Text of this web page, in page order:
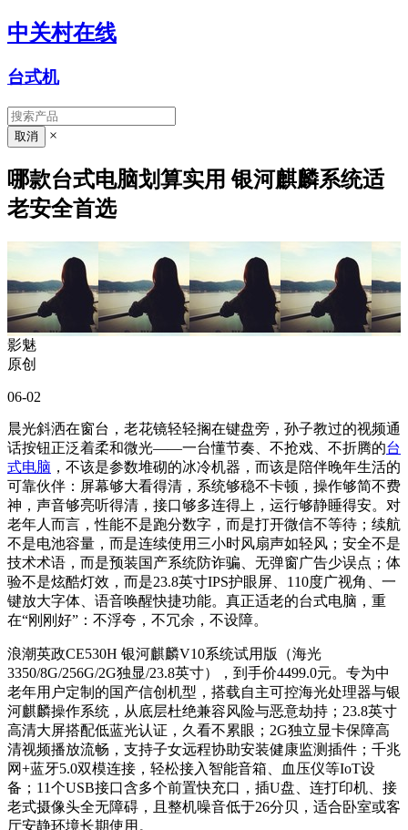
中关村在线
台式机
×
哪款台式电脑划算实用 银河麒麟系统适
老安全首选
影魅
原创
06-02
晨光斜洒在窗台，老花镜轻轻搁在键盘旁，孙子教过的视频通
话按钮正泛着柔和微光——一台懂节奏、不抢戏、不折腾的台
式电脑 ，不该是参数堆砌的冰冷机器，而该是陪伴晚年生活的
可靠伙伴：屏幕够大看得清，系统够稳不卡顿，操作够简不费
神，声音够亮听得清，接口够多连得上，运行够静睡得安。对
老年人而言，性能不是跑分数字，而是打开微信不等待；续航
不是电池容量，而是连续使用三小时风扇声如轻风；安全不是
技术术语，而是预装国产系统防诈骗、无弹窗广告少误点；体
验不是炫酷灯效，而是23.8英寸IPS护眼屏、110度广视角、一
键放大字体、语音唤醒快捷功能。真正适老的台式电脑，重
在“刚刚好”：不浮夸，不冗余，不设障。
浪潮英政CE530H 银河麒麟V10系统试用版（海光
3350/8G/256G/2G独显/23.8英寸），到手价4499.0元。专为中
老年用户定制的国产信创机型，搭载自主可控海光处理器与银
河麒麟操作系统，从底层杜绝兼容风险与恶意劫持；23.8英寸
高清大屏搭配低蓝光认证，久看不累眼；2G独立显卡保障高
清视频播放流畅，支持子女远程协助安装健康监测插件；千兆
网+蓝牙5.0双模连接，轻松接入智能音箱、血压仪等IoT设
备；11个USB接口含多个前置快充口，插U盘、连打印机、接
老式摄像头全无障碍，且整机噪音低于26分贝，适合卧室或客
厅安静环境长期使用。